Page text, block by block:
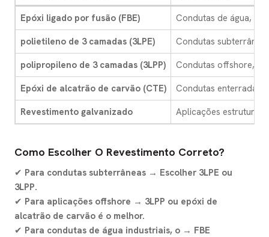
Epóxi ligado por fusão (FBE)
Condutas de água,
polietileno de 3 camadas (3LPE)
Condutas
polipropileno de 3 camadas (3LPP)
Condutas offshore,
Epóxi de alcatrão de carvão (CTE)
Condutas enterradas,
Revestimento galvanizado
Aplicações
Como Escolher O Revestimento Correto?
✔ Para condutas subterrâneas → Escolher 3LPE ou
3LPP.
✔ Para aplicações offshore → 3LPP ou epóxi de
alcatrão de carvão é o melhor.
✔ Para condutas de água industriais, o → FBE